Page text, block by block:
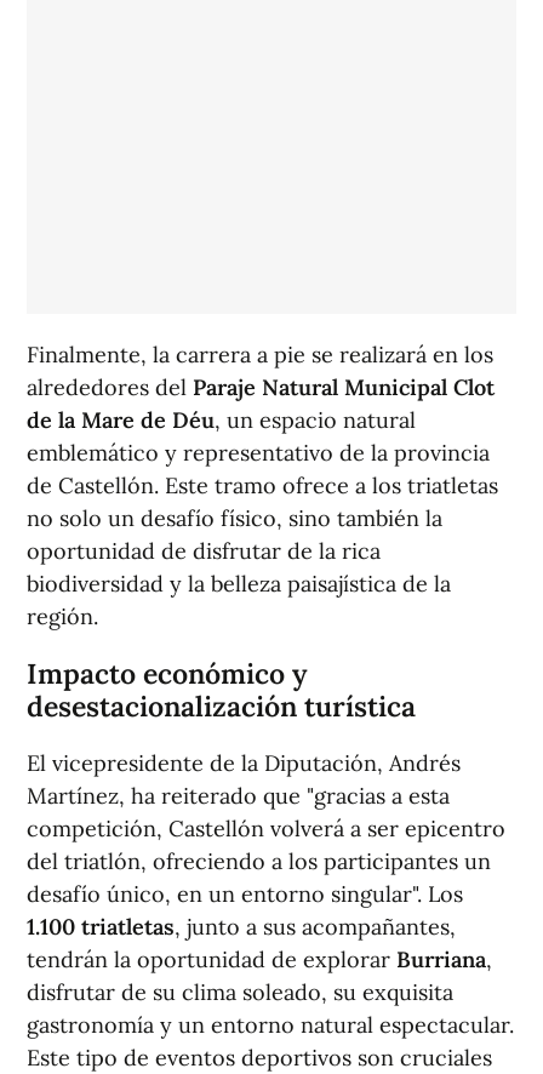
Finalmente, la carrera a pie se realizará en los
alrededores del Paraje Natural Municipal Clot
de la Mare de Déu, un espacio natural
emblemático y representativo de la provincia
de Castellón. Este tramo ofrece a los triatletas
no solo un desafío físico, sino también la
oportunidad de disfrutar de la rica
biodiversidad y la belleza paisajística de la
región.
Impacto económico y
desestacionalización turística
El vicepresidente de la Diputación, Andrés
Martínez, ha reiterado que "gracias a esta
competición, Castellón volverá a ser epicentro
del triatlón, ofreciendo a los participantes un
desafío único, en un entorno singular". Los
1.100 triatletas, junto a sus acompañantes,
tendrán la oportunidad de explorar Burriana,
disfrutar de su clima soleado, su exquisita
gastronomía y un entorno natural espectacular.
Este tipo de eventos deportivos son cruciales